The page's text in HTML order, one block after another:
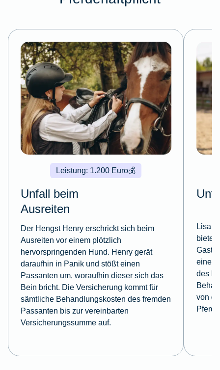
💰
Leistung: 1.200 Euro
Unfall beim
Ausreiten
Der Hengst Henry erschrickt sich beim
Ausreiten vor einem plötzlich
hervorspringenden Hund. Henry gerät
daraufhin in Panik und stößt einen
Passanten um, woraufhin dieser sich das
Bein bricht. Die Versicherung kommt für
sämtliche Behandlungskosten des fremden
Passanten bis zur vereinbarten
Versicherungssumme auf.
Lisa
bietet
einem
des
von